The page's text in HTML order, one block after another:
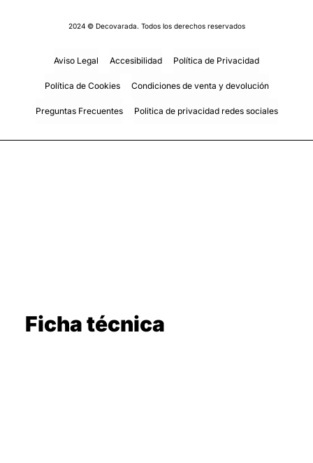
Aviso Legal Accesibilidad Política de Privacidad
Política de Cookies Condiciones de venta y devolución
Preguntas Frecuentes Politica de privacidad redes sociales
2024 © Decovarada. Todos los derechos reservados
Ficha técnica